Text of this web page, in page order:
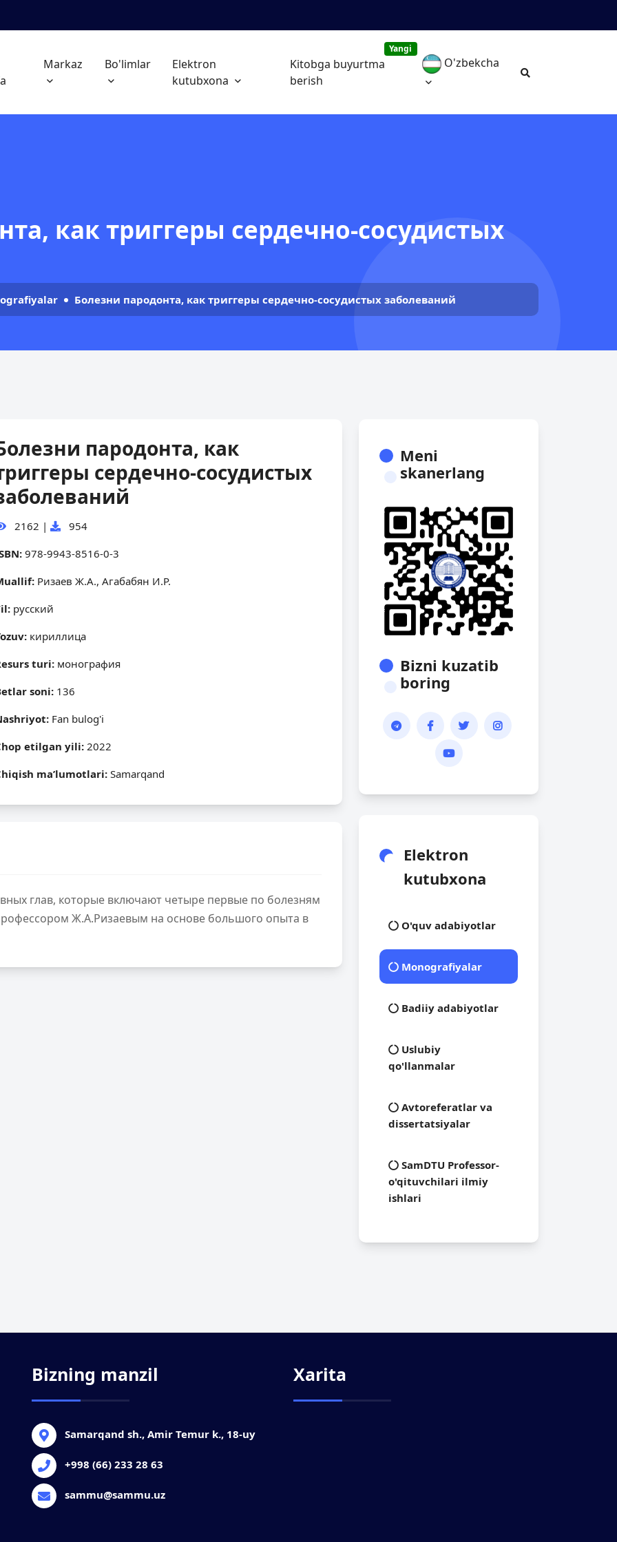
Markaz Bo'limlar
Elektron
kutubxona
Kitobga buyurtma
berish
Yangi
O'zbekcha
как триггеры сердечно-сосудистых
Болезни пародонта, как триггеры сердечно-сосудистых заболеваний
пародонта, как
сердечно-сосудистых
2162 |
954
978-9943-8516-0-3
Ризаев Ж.А., Агабабян И.Р.
русский
кириллица
turi: монография
soni: 136
Fan bulog'i
etilgan yili: 2022
ma’lumotlari: Samarqand
глав, которые включают четыре первые по болезням
Ж.А.Ризаевым на основе большого опыта в
Meni
skanerlang
Bizni kuzatib
boring
Elektron
kutubxona
O'quv adabiyotlar
Monografiyalar
Badiiy adabiyotlar
Uslubiy
qo'llanmalar
Avtoreferatlar va
dissertatsiyalar
SamDTU Professor-
o'qituvchilari ilmiy
ishlari
Bizning manzil
Samarqand sh., Amir Temur k., 18-uy
+998 (66) 233 28 63
sammu@sammu.uz
Xarita